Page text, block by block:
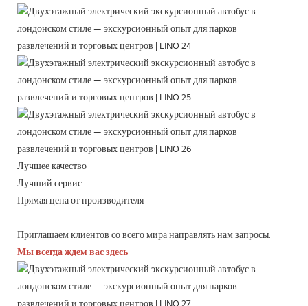
Лучшее качество
Лучший сервис
Прямая цена от производителя
Приглашаем клиентов со всего мира направлять нам запросы.
Мы всегда ждем вас здесь